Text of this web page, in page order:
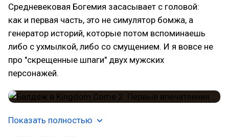
Средневековая Богемия засасывает с головой:
как и первая часть, это не симулятор бомжа, а
генератор историй, которые потом вспоминаешь
либо с ухмылкой, либо со смущением. И я вовсе не
про "скрещенные шпаги" двух мужских
персонажей.
Показать полностью